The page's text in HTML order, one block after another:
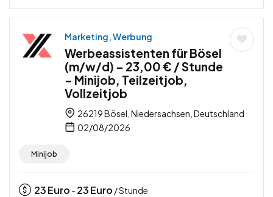
Marketing, Werbung
Werbeassistenten für Bösel
(m/w/d) – 23,00 € / Stunde
– Minijob, Teilzeitjob,
Vollzeitjob
26219 Bösel, Niedersachsen, Deutschland
02/08/2026
Minijob
23Euro - 23Euro / Stunde